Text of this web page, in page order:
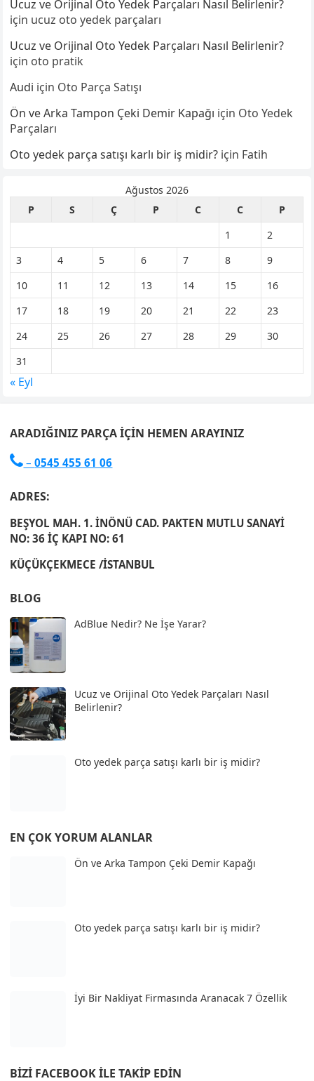
Ucuz ve Orijinal Oto Yedek Parçaları Nasıl Belirlenir?
için ucuz oto yedek parçaları
Ucuz ve Orijinal Oto Yedek Parçaları Nasıl Belirlenir?
için oto pratik
Audi için Oto Parça Satışı
Ön ve Arka Tampon Çeki Demir Kapağı için Oto Yedek
Parçaları
Oto yedek parça satışı karlı bir iş midir? için Fatih
Ağustos 2026
P
S Ç P C C
P
1
2
3
4 5 6 7 8
9
10
11 12 13 14 15
16
17
18 19 20 21 22
23
24
25 26 27 28 29
30
31
« Eyl
ARADIĞINIZ PARÇA İÇIN HEMEN ARAYINIZ
 –0545 455 61 06
ADRES:
BEŞYOL MAH. 1. İNÖNÜ CAD. PAKTEN MUTLU SANAYİ
NO: 36 İÇ KAPI NO: 61
KÜÇÜKÇEKMECE /İSTANBUL
BLOG
AdBlue Nedir? Ne İşe Yarar?
Ucuz ve Orijinal Oto Yedek Parçaları Nasıl
Belirlenir?
Oto yedek parça satışı karlı bir iş midir?
EN ÇOK YORUM ALANLAR
Ön ve Arka Tampon Çeki Demir Kapağı
Oto yedek parça satışı karlı bir iş midir?
İyi Bir Nakliyat Firmasında Aranacak 7 Özellik
BIZI FACEBOOK İLE TAKIP EDIN